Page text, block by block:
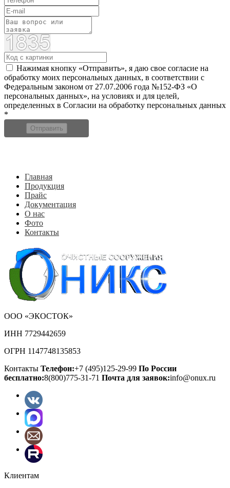
Нажимая кнопку «Отправить», я даю свое согласие на
обработку моих персональных данных, в соответствии с
Федеральным законом от 27.07.2006 года №152-ФЗ «О
персональных данных», на условиях и для целей,
определенных в Согласии на обработку персональных данных
*
Отправить
Главная
Продукция
Прайс
Документация
О нас
Фото
Контакты
ООО «ЭКОСТОК»
ИНН 7729442659
ОГРН 1147748135853
Контакты Телефон:+7 (495)125-29-99 По России
бесплатно:8(800)775-31-71 Почта для заявок:info@onux.ru
Клиентам